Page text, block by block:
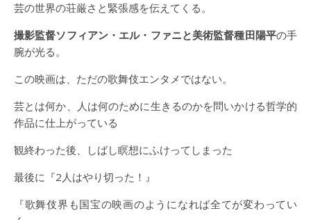
芸の世界の荘厳さと緊張感を伝えてくる。
撮影監督ソフィアン・エル・ファニと美術監督種田陽平の手
腕が光る。
この映画は、ただの歌舞伎エンタメではない。
芸とは何か、人は何のために生きるのかを問いかける哲学的
作品に仕上がっている
観終わった後、しばし瞑想にふけってしまった
最後に『2人はやり切った！』
『歌舞伎界も国宝の映画のようになれば全てが変わってい